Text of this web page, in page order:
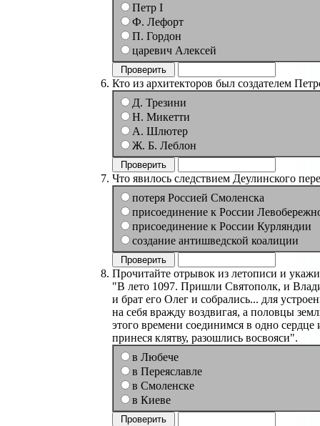
Петр I
Ф. Лефорт
П. Гордон
царевич Алексей
Кто из архитекторов был создателем
Д. Трезини
Н. Микетти
А. Шлютер
Ж. Б. Леблон
Что явилось следствием Деулинского
потеря Россией Смоленска
присоединение к России
присоединение к России Курляндии
создание антишведской коалиции
Прочитайте отрывок из летописи и
"В лето 1097. Пришли Святополк, и
и брат его Олег и собрались... для
на себя вражду воздвигая, а половцы
этого времени соединимся в одно
принеся клятву, разошлись восвояси".
в Любече
в Переяславле
в Смоленске
в Киеве